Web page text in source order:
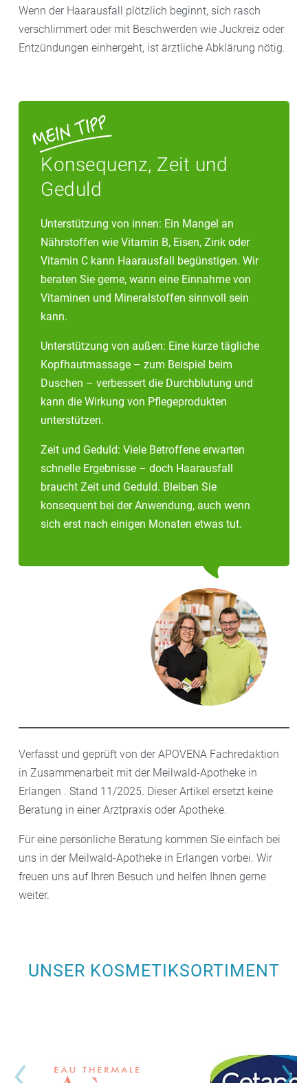
Wenn der Haarausfall plötzlich beginnt, sich rasch
verschlimmert oder mit Beschwerden wie Juckreiz oder
Entzündungen einhergeht, ist ärztliche Abklärung nötig.
Konsequenz, Zeit und
Geduld
Unterstützung von innen: Ein Mangel an
Nährstoffen wie Vitamin B, Eisen, Zink oder
Vitamin C kann Haarausfall begünstigen. Wir
beraten Sie gerne, wann eine Einnahme von
Vitaminen und Mineralstoffen sinnvoll sein
kann.
Unterstützung von außen: Eine kurze tägliche
Kopfhautmassage – zum Beispiel beim
Duschen – verbessert die Durchblutung und
kann die Wirkung von Pflegeprodukten
unterstützen.
Zeit und Geduld: Viele Betroffene erwarten
schnelle Ergebnisse – doch Haarausfall
braucht Zeit und Geduld. Bleiben Sie
konsequent bei der Anwendung, auch wenn
sich erst nach einigen Monaten etwas tut.
Verfasst und geprüft von der APOVENA Fachredaktion
in Zusammenarbeit mit der Meilwald-Apotheke in
Erlangen . Stand 11/2025. Dieser Artikel ersetzt keine
Beratung in einer Arztpraxis oder Apotheke.
Für eine persönliche Beratung kommen Sie einfach bei
uns in der Meilwald-Apotheke in Erlangen vorbei. Wir
freuen uns auf Ihren Besuch und helfen Ihnen gerne
weiter.
UNSER KOSMETIKSORTIMENT